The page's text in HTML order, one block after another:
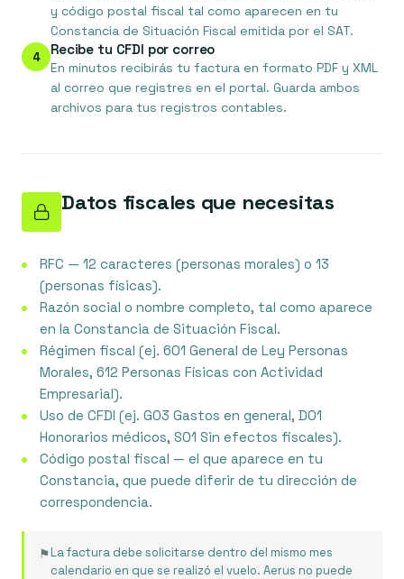
y código postal fiscal tal como aparecen en tu
Constancia de Situación Fiscal emitida por el SAT.
4 Recibe tu CFDI por correo
En minutos recibirás tu factura en formato PDF y XML
al correo que registres en el portal. Guarda ambos
archivos para tus registros contables.
Datos fiscales que necesitas
RFC — 12 caracteres (personas morales) o 13
(personas físicas).
Razón social o nombre completo, tal como aparece
en la Constancia de Situación Fiscal.
Régimen fiscal (ej. 601 General de Ley Personas
Morales, 612 Personas Físicas con Actividad
Empresarial).
Uso de CFDI (ej. G03 Gastos en general, D01
Honorarios médicos, S01 Sin efectos fiscales).
Código postal fiscal — el que aparece en tu
Constancia, que puede diferir de tu dirección de
correspondencia.
⚑La factura debe solicitarse dentro del mismo mes
calendario en que se realizó el vuelo. Aerus no puede